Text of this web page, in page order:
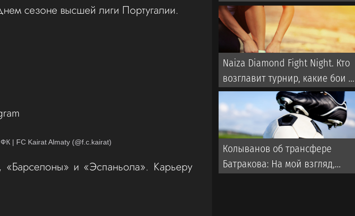
сезоне высшей лиги Португалии.
| FC Kairat Almaty (@f.c.kairat)
«Барселоны» и «Эспаньола». Карьеру
на награду по версии
английского СМИ
Naiza Diamond Fight Night. Кто
возглавит турнир, какие бои и
где смотреть
Колыванов об трансфере
Батракова: На мой взгляд,